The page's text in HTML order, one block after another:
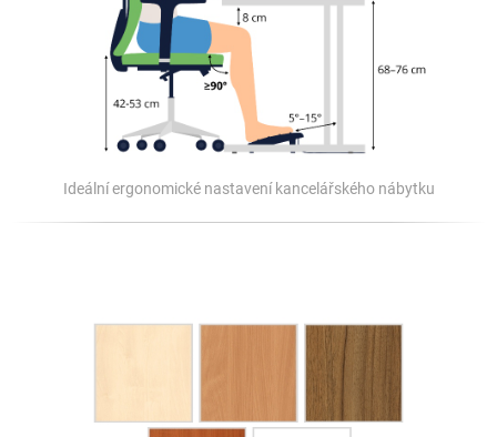
Ideální ergonomické nastavení kancelářského nábytku